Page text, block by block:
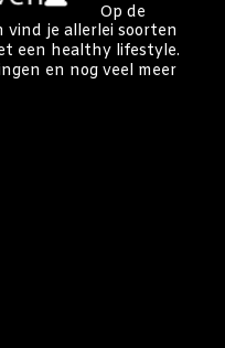
Op de
vind je allerlei soorten
een healthy lifestyle.
en nog veel meer